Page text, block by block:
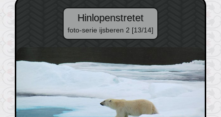
Hinlopenstretet
foto-serie ijsberen 2 [13/14]